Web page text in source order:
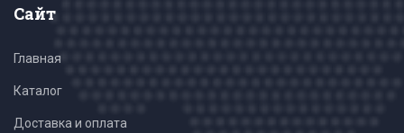
Сайт
Главная
Каталог
Доставка и оплата